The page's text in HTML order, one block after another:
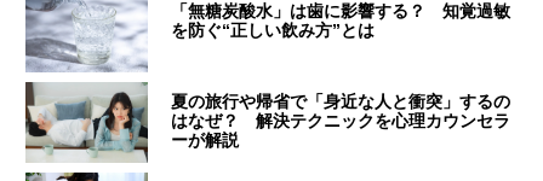
「無糖炭酸水」は歯に影響する？ 知覚過敏
を防ぐ“正しい飲み方”とは
夏の旅行や帰省で「身近な人と衝突」するの
はなぜ？ 解決テクニックを心理カウンセラ
ーが解説